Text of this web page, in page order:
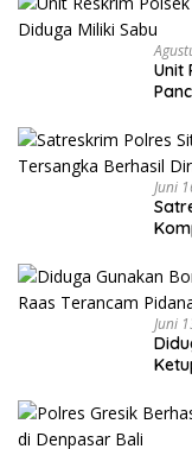
Unit
Juni
Juni